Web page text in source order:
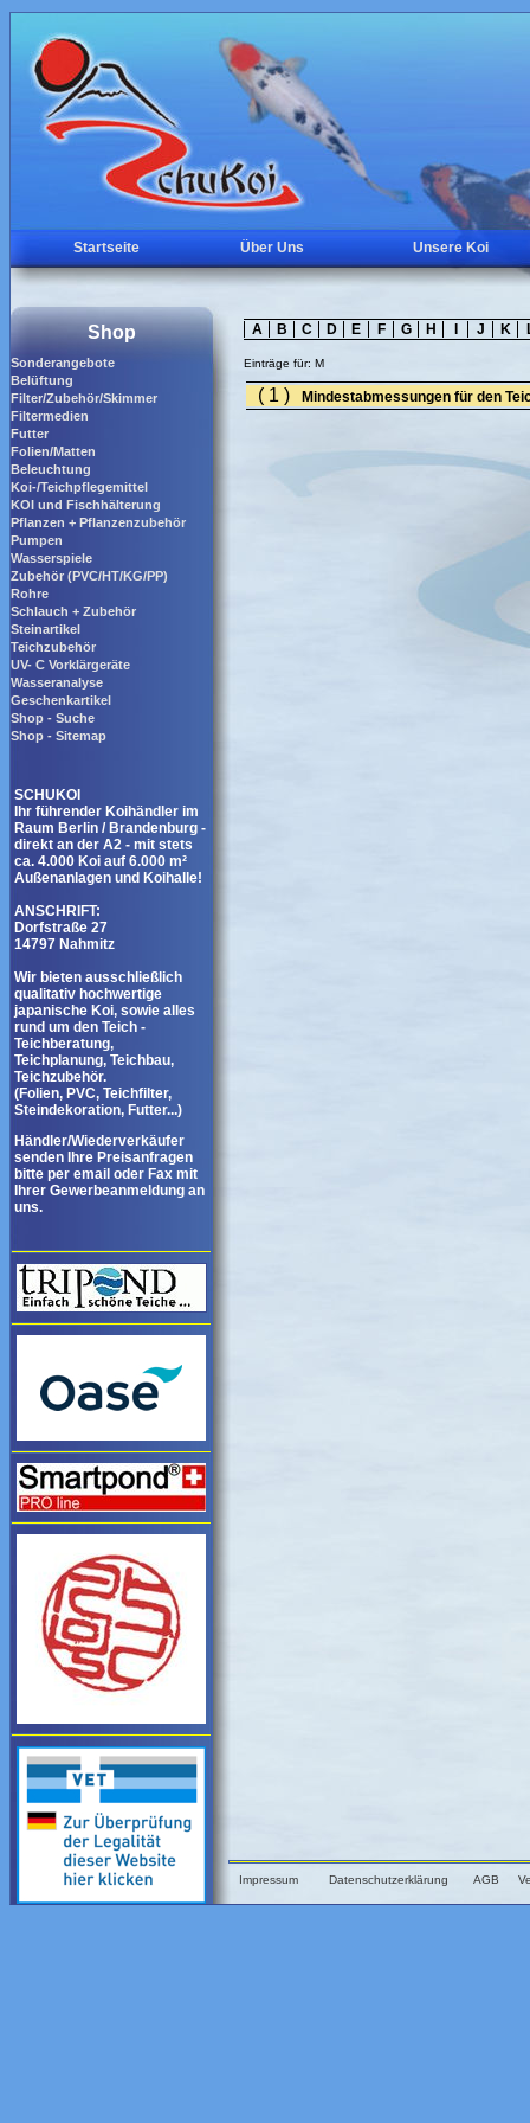
Startseite Über Uns Unsere Koi
Shop
Sonderangebote
Belüftung
Filter/Zubehör/Skimmer
Filtermedien
Futter
Folien/Matten
Beleuchtung
Koi-/Teichpflegemittel
KOI und Fischhälterung
Pflanzen + Pflanzenzubehör
Pumpen
Wasserspiele
Zubehör (PVC/HT/KG/PP)
Rohre
Schlauch + Zubehör
Steinartikel
Teichzubehör
UV- C Vorklärgeräte
Wasseranalyse
Geschenkartikel
Shop - Suche
Shop - Sitemap
SCHUKOI
Ihr führender Koihändler im
Raum Berlin / Brandenburg -
direkt an der A2 - mit stets
ca. 4.000 Koi auf 6.000 m²
Außenanlagen und Koihalle!
ANSCHRIFT:
Dorfstraße 27
14797 Nahmitz
Wir bieten ausschließlich
qualitativ hochwertige
japanische Koi, sowie alles
rund um den Teich -
Teichberatung,
Teichplanung, Teichbau,
Teichzubehör.
(Folien, PVC, Teichfilter,
Steindekoration, Futter...)
Händler/Wiederverkäufer
senden Ihre Preisanfragen
bitte per email oder Fax mit
Ihrer Gewerbeanmeldung an
uns.
A B C D E F G H J K
Einträge für: M
( 1 ) Mindestabmessungen für den
Impressum Datenschutzerklärung AGB